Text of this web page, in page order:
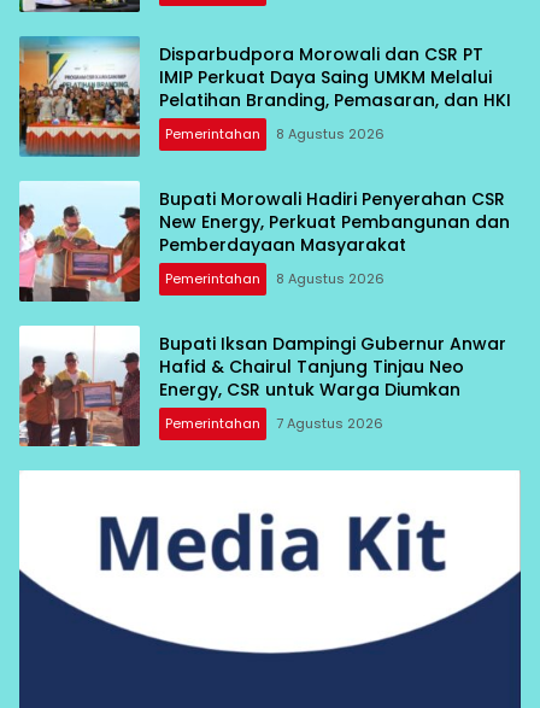
Disparbudpora Morowali dan CSR PT
IMIP Perkuat Daya Saing UMKM Melalui
Pelatihan Branding, Pemasaran, dan HKI
Pemerintahan 8 Agustus 2026
Bupati Morowali Hadiri Penyerahan CSR
New Energy, Perkuat Pembangunan dan
Pemberdayaan Masyarakat
Pemerintahan 8 Agustus 2026
Bupati Iksan Dampingi Gubernur Anwar
Hafid & Chairul Tanjung Tinjau Neo
Energy, CSR untuk Warga Diumkan
Pemerintahan 7 Agustus 2026